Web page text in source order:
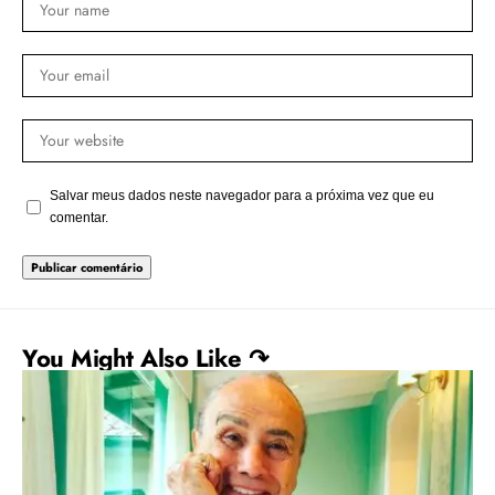
Salvar meus dados neste navegador para a próxima vez que eu
comentar.
You Might Also Like ↷